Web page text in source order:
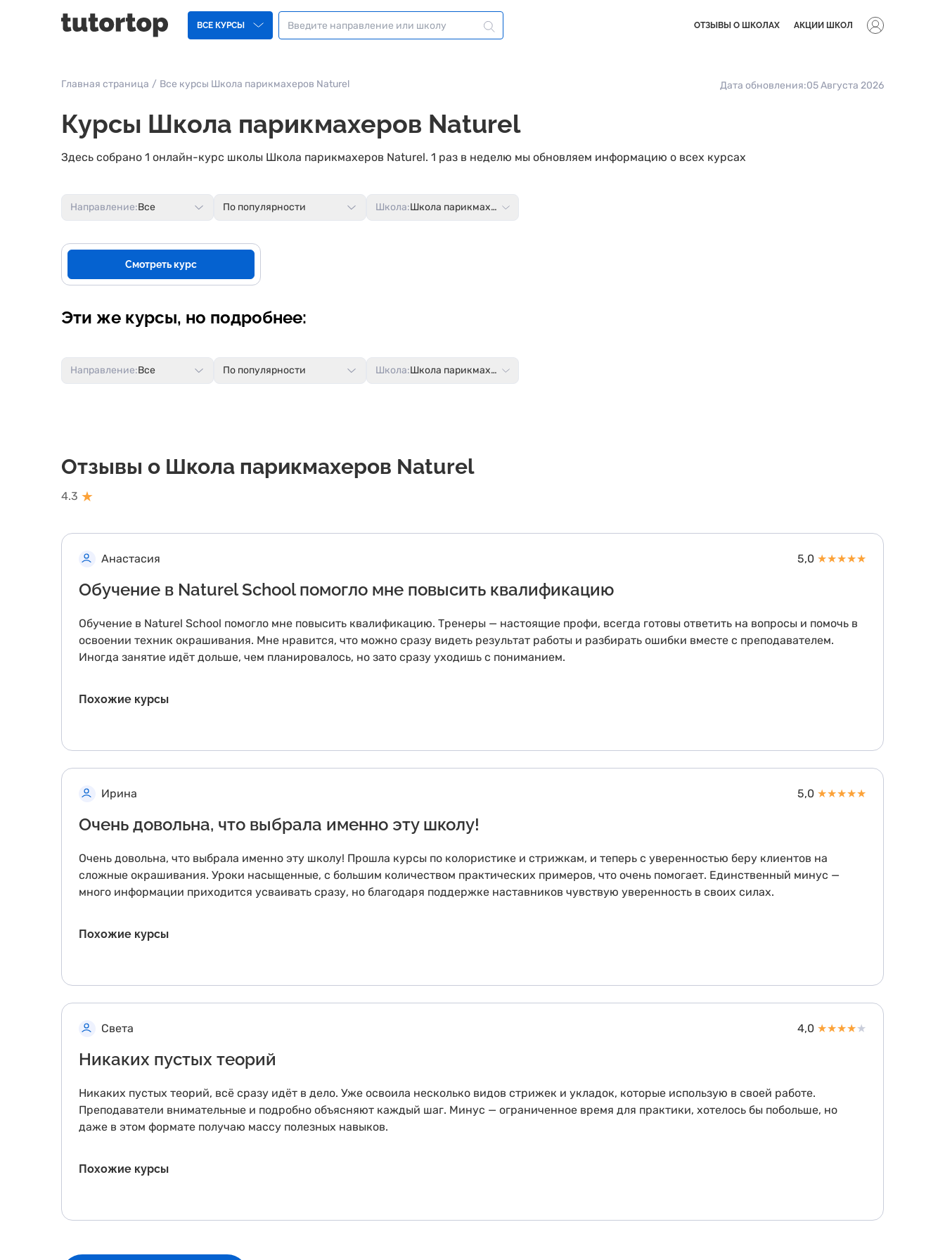
ВСЕ КУРСЫ ОТЗЫВЫ О ШКОЛАХ АКЦИИ ШКОЛ
Главная страница / Все курсы Школа парикмахеров Naturel Дата обновления:05 Августа 2026
Курсы Школа парикмахеров Naturel
Здесь собрано 1 онлайн-курс школы Школа парикмахеров Naturel. 1 раз в неделю мы обновляем информацию о всех курсах
Школа:Школа парикмахеров Naturel
По популярности
Направление:Все
Смотреть курс
Эти же курсы, но подробнее:
Направление:Все По популярности Школа:Школа парикмахеров Naturel
Отзывы о Школа парикмахеров Naturel
4.3 ★
Анастасия 5,0 ★★★★★
Обучение в Naturel School помогло мне повысить квалификацию
Обучение в Naturel School помогло мне повысить квалификацию. Тренеры — настоящие профи, всегда готовы ответить на вопросы и помочь в
освоении техник окрашивания. Мне нравится, что можно сразу видеть результат работы и разбирать ошибки вместе с преподавателем.
Иногда занятие идёт дольше, чем планировалось, но зато сразу уходишь с пониманием.
Похожие курсы
Ирина 5,0 ★★★★★
Очень довольна, что выбрала именно эту школу!
Очень довольна, что выбрала именно эту школу! Прошла курсы по колористике и стрижкам, и теперь с уверенностью беру клиентов на
сложные окрашивания. Уроки насыщенные, с большим количеством практических примеров, что очень помогает. Единственный минус —
много информации приходится усваивать сразу, но благодаря поддержке наставников чувствую уверенность в своих силах.
Похожие курсы
Света 4,0 ★★★★★
Никаких пустых теорий
Никаких пустых теорий, всё сразу идёт в дело. Уже освоила несколько видов стрижек и укладок, которые использую в своей работе.
Преподаватели внимательные и подробно объясняют каждый шаг. Минус — ограниченное время для практики, хотелось бы побольше, но
даже в этом формате получаю массу полезных навыков.
Похожие курсы